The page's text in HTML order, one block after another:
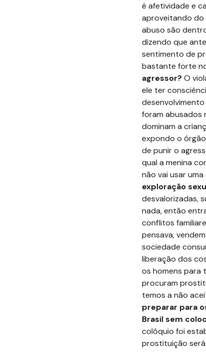
é afetividade e
aproveitando do
abuso são
dizendo que
sentimento de
bastante forte
agressor? O
ele ter
foram abusados
dominam a
expondo o
de punir o
qual a menina
não vai usar
exploração
desvalorizadas,
nada, então
conflitos
pensava,
sociedade
liberação dos
os homens para
procuram
temos a não
preparar para
Brasil sem
colóquio foi
prostituição será